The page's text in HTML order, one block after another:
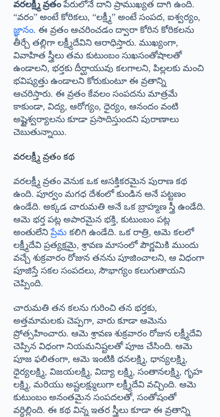
వరలక్ష్మీ వ్రతంపేరులోనే దాని ప్రాముఖ్యత దాగి ఉంది.
“వరం” అంటే కోరికలు, “లక్ష్మీ” అంటే సంపద, ఐశ్వర్యం,
జ్ఞానం. ఈ వ్రతం ఆచరించడం ద్వారా కోరిన కోరికలను
తీర్చే తల్లిగా లక్ష్మీదేవిని ఆరాధిస్తారు. ముఖ్యంగా,
వివాహిత స్త్రీలు తమ కుటుంబం సుఖసంతోషాలతో
ఉండాలని, భర్తకు దీర్ఘాయువు కలగాలని, పిల్లలకు మంచి
భవిష్యత్తు ఉండాలని కోరుకుంటూ ఈ వ్రతాన్ని
ఆచరిస్తారు. ఈ వ్రతం కేవలం సంపదను మాత్రమే
కాకుండా, విద్య, ఆరోగ్యం, ధైర్యం, ఆనందం వంటి
అష్టైశ్వర్యాలను కూడా ప్రసాదిస్తుందని పురాణాలు
చెబుతున్నాయి.
వరలక్ష్మీ వ్రతం కథ
వరలక్ష్మీ వ్రతం వెనుక ఒక ఆసక్తికరమైన పురాణ కథ
ఉంది. పూర్వం మగధ దేశంలో కుండిన అనే పట్టణం
ఉండేది. అక్కడ చారుమతి అనే ఒక బ్రాహ్మణ స్త్రీ ఉండేది.
ఆమె భర్త పట్ల అపారమైన భక్తి, కుటుంబం పట్ల
అంతులేనిప్రేమ కలిగి ఉండేది. ఒక రాత్రి, ఆమె కలలో
లక్ష్మీదేవి ప్రత్యక్షమై, శ్రావణ మాసంలో పౌర్ణమికి ముందు
వచ్చే శుక్రవారం రోజున తనను పూజించాలని, ఆ విధంగా
పూజిస్తే సకల సంపదలు, సౌభాగ్యం కలుగుతాయని
చెప్పింది.
చారుమతి తన కలను గురించి తన భర్తకు,
అత్తమామలకు చెప్పగా, వారు కూడా ఆమెను
ప్రోత్సహించారు. ఆమె శ్రావణ శుక్రవారం రోజున లక్ష్మీదేవి
చెప్పిన విధంగా నియమనిష్టలతో పూజ చేసింది. ఆమె
పూజ ఫలితంగా, ఆమె ఇంటికి ధనలక్ష్మి, ధాన్యలక్ష్మి,
ధైర్యలక్ష్మి, విజయలక్ష్మి, విద్యా లక్ష్మి, సంతానలక్ష్మి, గృహ
లక్ష్మి, మరియు అష్టలక్ష్ములుగా లక్ష్మీదేవి వచ్చింది. ఆమె
కుటుంబం అనంతమైన సంపదలతో, సంతోషంతో
వర్ధిల్లింది. ఈ కథ విన్న ఇతర స్త్రీలు కూడా ఈ వ్రతాన్ని